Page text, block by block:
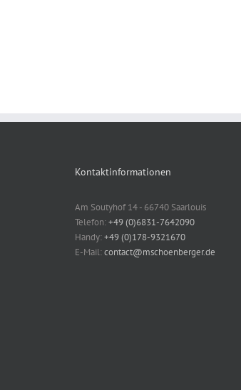
Kontaktinformationen
Am Soutyhof 14 - 66740 Saarlouis
Telefon:+49 (0)6831-7642090
Handy:+49 (0)178-9321670
E-Mail:contact@mschoenberger.de